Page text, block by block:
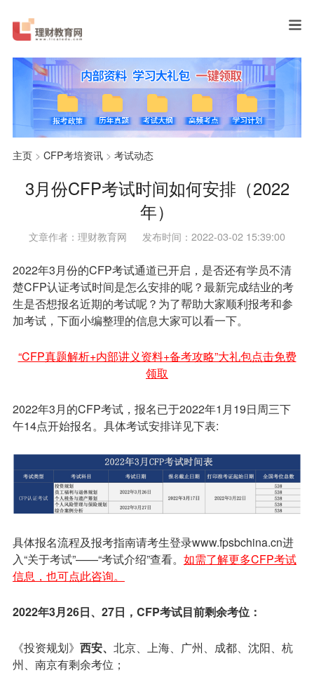
主页> CFP考培资讯> 考试动态
3月份CFP考试时间如何安排（2022
年）
文章作者：理财教育网 发布时间：2022-03-02 15:39:00
2022年3月份的CFP考试通道已开启，是否还有学员不清
楚CFP认证考试时间是怎么安排的呢？最新完成结业的考
生是否想报名近期的考试呢？为了帮助大家顺利报考和参
加考试，下面小编整理的信息大家可以看一下。
“CFP真题解析+内部讲义资料+备考攻略”大礼包点击免费
领取
2022年3月的CFP考试，报名已于2022年1月19日周三下
午14点开始报名。具体考试安排详见下表:
具体报名流程及报考指南请考生登录www.fpsbchina.cn进
入“关于考试”——“考试介绍”查看。 如需了解更多CFP考试
信息，也可点此咨询。
2022年3月26日、27日，CFP考试目前剩余考位：
《投资规划》 西安、 北京、上海、广州、成都、沈阳、杭
州、南京有剩余考位；